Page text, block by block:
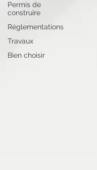
Permis de
construire
Réglementations
Travaux
Bien choisir